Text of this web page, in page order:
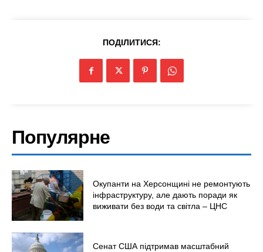
ПОДІЛИТИСЯ:
Популярне
Окупанти на Херсонщині не ремонтують
інфраструктуру, але дають поради як
виживати без води та світла – ЦНС
Сенат США підтримав масштабний